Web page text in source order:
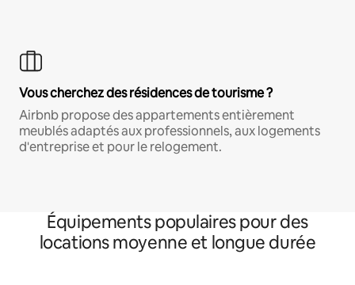
Vous cherchez des résidences de tourisme ?
Airbnb propose des appartements entièrement
meublés adaptés aux professionnels, aux logements
d'entreprise et pour le relogement.
Équipements populaires pour des
locations moyenne et longue durée